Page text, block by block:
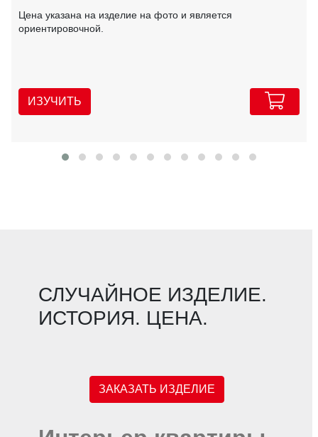
Цена указана на изделие на фото и является
ориентировочной.
ИЗУЧИТЬ
СЛУЧАЙНОЕ ИЗДЕЛИЕ.
ИСТОРИЯ. ЦЕНА.
ЗАКАЗАТЬ ИЗДЕЛИЕ